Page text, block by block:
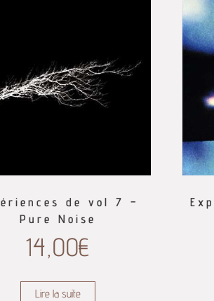
de vol 7 –
Pure Noise
14,00€
Lire la suite